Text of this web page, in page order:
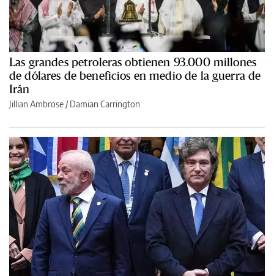
Las grandes petroleras obtienen 93.000 millones
de dólares de beneficios en medio de la guerra de
Irán
Jillian Ambrose / Damian Carrington